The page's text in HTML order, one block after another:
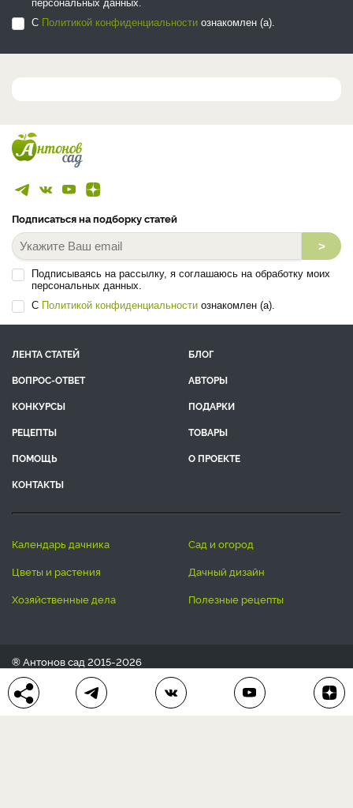
персональных данных.
С Политикой конфиденциальности ознакомлен (а).
Подписаться на подборку статей
>
Подписываясь на рассылку, я соглашаюсь на обработку моих
персональных данных.
С Политикой конфиденциальности ознакомлен (а).
ЛЕНТА СТАТЕЙ
БЛОГ
ВОПРОС-ОТВЕТ
АВТОРЫ
КОНКУРСЫ
ПОДАРКИ
РЕЦЕПТЫ
ТОВАРЫ
ПОМОЩЬ
О ПРОЕКТЕ
КОНТАКТЫ
календарь дачника
сад и огород
цветы и растения
дачный дизайн
хозяйственные дела
полезные рецепты
® Антонов сад 2015-2026
Политика конфиденциальности
Пользовательское соглашение